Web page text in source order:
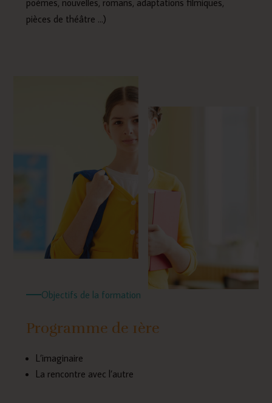
pièces de théâtre …)
Objectifs de la formation
Programme de 1ère
L’imaginaire
La rencontre avec l’autre